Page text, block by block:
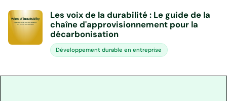
Les voix de la durabilité : Le guide de la
chaîne d'approvisionnement pour la
décarbonisation
Développement durable en entreprise